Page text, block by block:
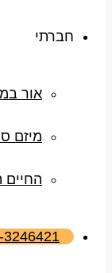
חברתי
אור
מיזם
3246421